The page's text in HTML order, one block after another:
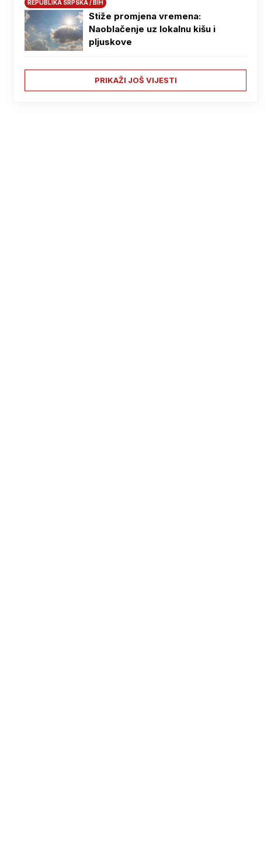
REPUBLIKA SRPSKA / BIH
Stiže promjena vremena:
Naoblačenje uz lokalnu kišu i
pljuskove
PRIKAŽI JOŠ VIJESTI